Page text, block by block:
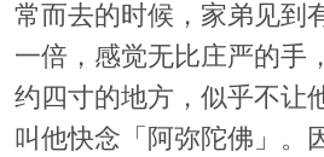
常而去的时候，家弟见到
一倍，感觉无比庄严的手
约四寸的地方，似乎不让
叫他快念「阿弥陀佛」。